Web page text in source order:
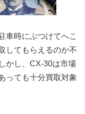
車時にぶつけてへこ
してもらえるのか不
かし、CX-30は市場
っても十分買取対象